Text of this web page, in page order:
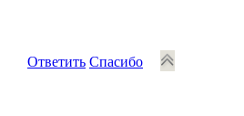
Ответить Спасибо